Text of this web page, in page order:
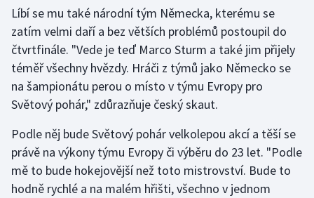
Líbí se mu také národní tým Německa, kterému se
zatím velmi daří a bez větších problémů postoupil do
čtvrtfinále. "Vede je teď Marco Sturm a také jim přijely
téměř všechny hvězdy. Hráči z týmů jako Německo se
na šampionátu perou o místo v týmu Evropy pro
Světový pohár," zdůrazňuje český skaut.
Podle něj bude Světový pohár velkolepou akcí a těší se
právě na výkony týmu Evropy či výběru do 23 let. "Podle
mě to bude hokejovější než toto mistrovství. Bude to
hodně rychlé a na malém hřišti, všechno v jednom